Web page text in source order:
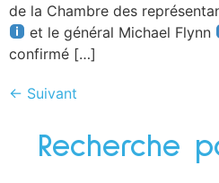
de la Chambre des
et le général Michael Flynn
confirmé […]
← Suivant
Recherche